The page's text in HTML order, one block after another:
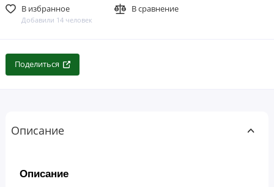
В избранное
Добавили 14 человек
В сравнение
Поделиться
Описание
Описание